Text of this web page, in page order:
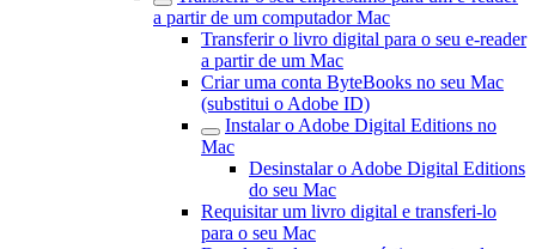
a partir de um computador Mac
Transferir o livro digital para o seu e-reader
a partir de um Mac
Criar uma conta ByteBooks no seu Mac
(substitui o Adobe ID)
Instalar o Adobe Digital Editions no
Mac
Desinstalar o Adobe Digital Editions
do seu Mac
Requisitar um livro digital e transferi-lo
para o seu Mac